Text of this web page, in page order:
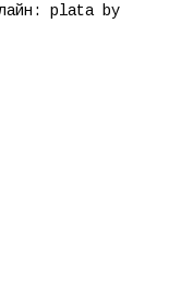
plata by